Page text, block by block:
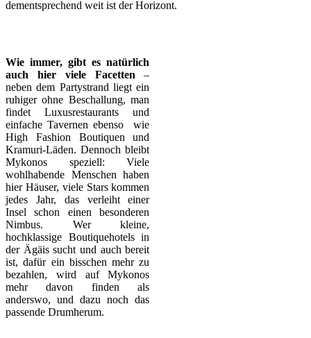
dementsprechend weit ist der Horizont.
Wie immer, gibt es natürlich
auch hier viele Facetten –
neben dem Partystrand liegt ein
ruhiger ohne Beschallung, man
findet Luxusrestaurants und
einfache Tavernen ebenso wie
High Fashion Boutiquen und
Kramuri-Läden. Dennoch bleibt
Mykonos speziell: Viele
wohlhabende Menschen haben
hier Häuser, viele Stars kommen
jedes Jahr, das verleiht einer
Insel schon einen besonderen
Nimbus. Wer kleine,
hochklassige Boutiquehotels in
der Ägäis sucht und auch bereit
ist, dafür ein bisschen mehr zu
bezahlen, wird auf Mykonos
mehr davon finden als
anderswo, und dazu noch das
passende Drumherum.